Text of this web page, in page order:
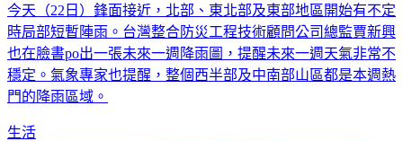
今天（22日）鋒面接近，北部、東北部及東部地區開始有不定
時局部短暫陣雨。台灣整合防災工程技術顧問公司總監賈新興
也在臉書po出一張未來一週降雨圖，提醒未來一週天氣非常不
穩定。氣象專家也提醒，整個西半部及中南部山區都是本週熱
門的降雨區域。
生活